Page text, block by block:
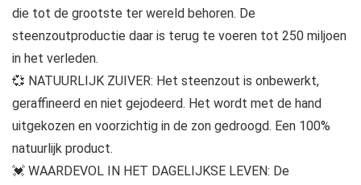
die tot de grootste ter wereld behoren. De
steenzoutproductie daar is terug te voeren tot 250 miljoen
in het verleden.
💞 NATUURLIJK ZUIVER: Het steenzout is onbewerkt,
geraffineerd en niet gejodeerd. Het wordt met de hand
uitgekozen en voorzichtig in de zon gedroogd. Een 100%
natuurlijk product.
💓 WAARDEVOL IN HET DAGELIJKSE LEVEN: De